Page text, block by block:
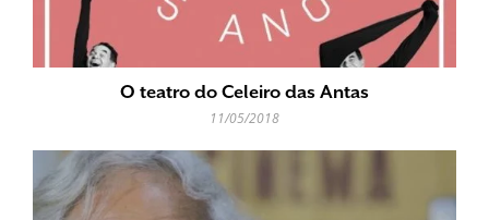
O teatro do Celeiro das Antas
11/05/2018